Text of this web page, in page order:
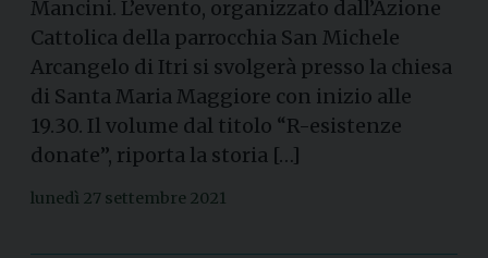
Mancini. L’evento, organizzato dall’Azione
Cattolica della parrocchia San Michele
Arcangelo di Itri si svolgerà presso la chiesa
di Santa Maria Maggiore con inizio alle
19.30. Il volume dal titolo “R-esistenze
donate”, riporta la storia […]
lunedì 27 settembre 2021